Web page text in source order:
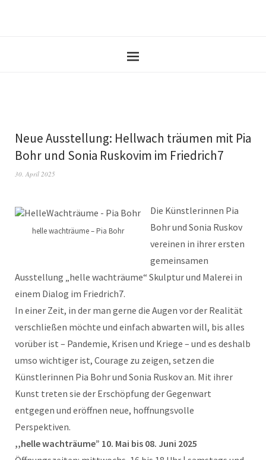
Neue Ausstellung: Hellwach träumen mit Pia
Bohr und Sonia Ruskovim im Friedrich7
30. April 2025
helle wachträume – Pia Bohr
Die Künstlerinnen Pia
Bohr und Sonia Ruskov
vereinen in ihrer ersten
gemeinsamen
Ausstellung „helle wachträume“ Skulptur und Malerei in
einem Dialog im Friedrich7.
In einer Zeit, in der man gerne die Augen vor der Realität
verschließen möchte und einfach abwarten will, bis alles
vorüber ist – Pandemie, Krisen und Kriege – und es deshalb
umso wichtiger ist, Courage zu zeigen, setzen die
Künstlerinnen Pia Bohr und Sonia Ruskov an. Mit ihrer
Kunst treten sie der Erschöpfung der Gegenwart
entgegen und eröffnen neue, hoffnungsvolle
Perspektiven.
,,helle wachträume” 10. Mai bis 08. Juni 2025